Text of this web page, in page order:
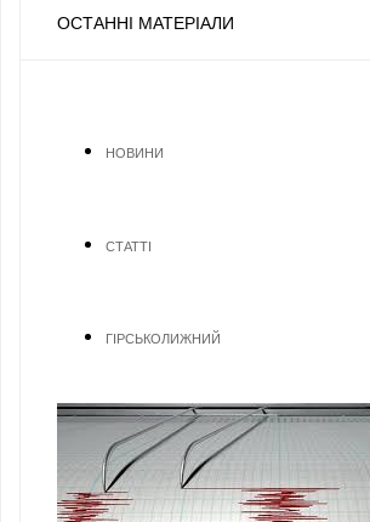
ОСТАННІ МАТЕРІАЛИ
НОВИНИ
СТАТТІ
ГІРСЬКОЛИЖНИЙ